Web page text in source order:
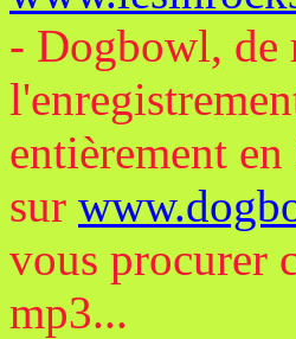
- Dogbowl, de
entièrement
sur
vous procurer
mp3...